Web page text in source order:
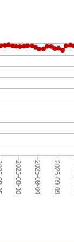
25 2025-08-30 2025-09-04 2025-09-09